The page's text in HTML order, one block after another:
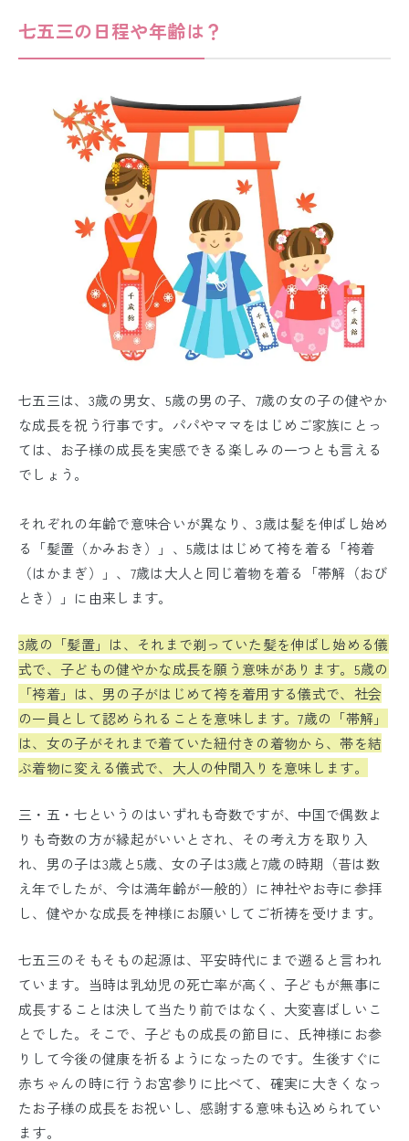
七五三の日程や年齢は？
七五三は、3歳の男女、5歳の男の子、7歳の女の子の健やか
な成長を祝う行事です。パパやママをはじめご家族にとっ
ては、お子様の成長を実感できる楽しみの一つとも言える
でしょう。
それぞれの年齢で意味合いが異なり、3歳は髪を伸ばし始め
る「髪置（かみおき）」、5歳ははじめて袴を着る「袴着
（はかまぎ）」、7歳は大人と同じ着物を着る「帯解（おび
とき）」に由来します。
3歳の「髪置」は、それまで剃っていた髪を伸ばし始める儀
式で、子どもの健やかな成長を願う意味があります。5歳の
「袴着」は、男の子がはじめて袴を着用する儀式で、社会
の一員として認められることを意味します。7歳の「帯解」
は、女の子がそれまで着ていた紐付きの着物から、帯を結
ぶ着物に変える儀式で、大人の仲間入りを意味します。
三・五・七というのはいずれも奇数ですが、中国で偶数よ
りも奇数の方が縁起がいいとされ、その考え方を取り入
れ、男の子は3歳と5歳、女の子は3歳と7歳の時期（昔は数
え年でしたが、今は満年齢が一般的）に神社やお寺に参拝
し、健やかな成長を神様にお願いしてご祈祷を受けます。
七五三のそもそもの起源は、平安時代にまで遡ると言われ
ています。当時は乳幼児の死亡率が高く、子どもが無事に
成長することは決して当たり前ではなく、大変喜ばしいこ
とでした。そこで、子どもの成長の節目に、氏神様にお参
りして今後の健康を祈るようになったのです。生後すぐに
赤ちゃんの時に行うお宮参りに比べて、確実に大きくなっ
たお子様の成長をお祝いし、感謝する意味も込められてい
ます。